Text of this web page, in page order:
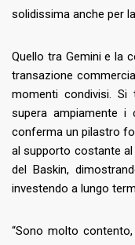
solidissima anche per
Quello tra Gemini e la
transazione
momenti condivisi.
supera ampiamente i
conferma un pilastro
al supporto costante
del Baskin,
investendo a lungo
“Sono molto